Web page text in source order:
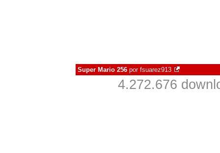
Super Mario 256 por fsuarez913
4.272.676